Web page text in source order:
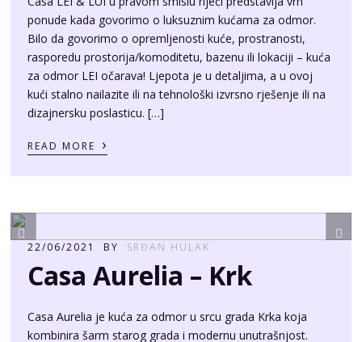
ponude kada govorimo o luksuznim kućama za odmor.
Bilo da govorimo o opremljenosti kuće, prostranosti,
rasporedu prostorija/komoditetu, bazenu ili lokaciji – kuća
za odmor LEI očarava! Ljepota je u detaljima, a u ovoj
kući stalno nailazite ili na tehnološki izvrsno rješenje ili na
dizajnersku poslasticu. […]
Casa Aurelia – Krk
kombinira šarm starog grada i modernu unutrašnjost.
Ovaj vrhunski razrađen projekt očarava jer je do zadnjeg